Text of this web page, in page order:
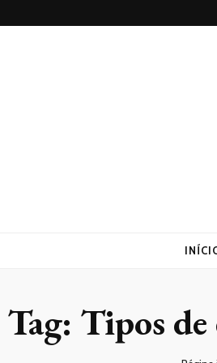
Tag: Tipos